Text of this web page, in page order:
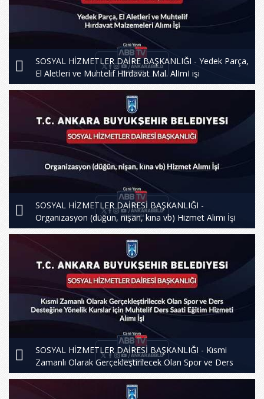
SOSYAL HİZMETLER DAİRE BAŞKANLIĞI - Yedek Parça,
El Aletleri ve Muhtelif HIrdavat Mal. AlImI işi
SOSYAL HİZMETLER DAİRESİ BAŞKANLIĞI -
Organizasyon (düğün, nişan, kına vb) Hizmet Alımı İşi
SOSYAL HİZMETLER DAİRESİ BAŞKANLIĞI - Kısmi
Zamanlı Olarak Gerçekleştirilecek Olan Spor ve Ders
Desteğine Yönelik Kurslar için Muhtelif Ders Saati Eğitim
Hizmeti Alımı İşi